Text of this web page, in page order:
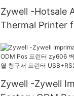
Zywell -Hotsale
Thermal Printer
토랑 3 인치 POS
린터
Zywell -Zywell